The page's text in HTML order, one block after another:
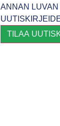
ANNAN LUVAN
TILAA